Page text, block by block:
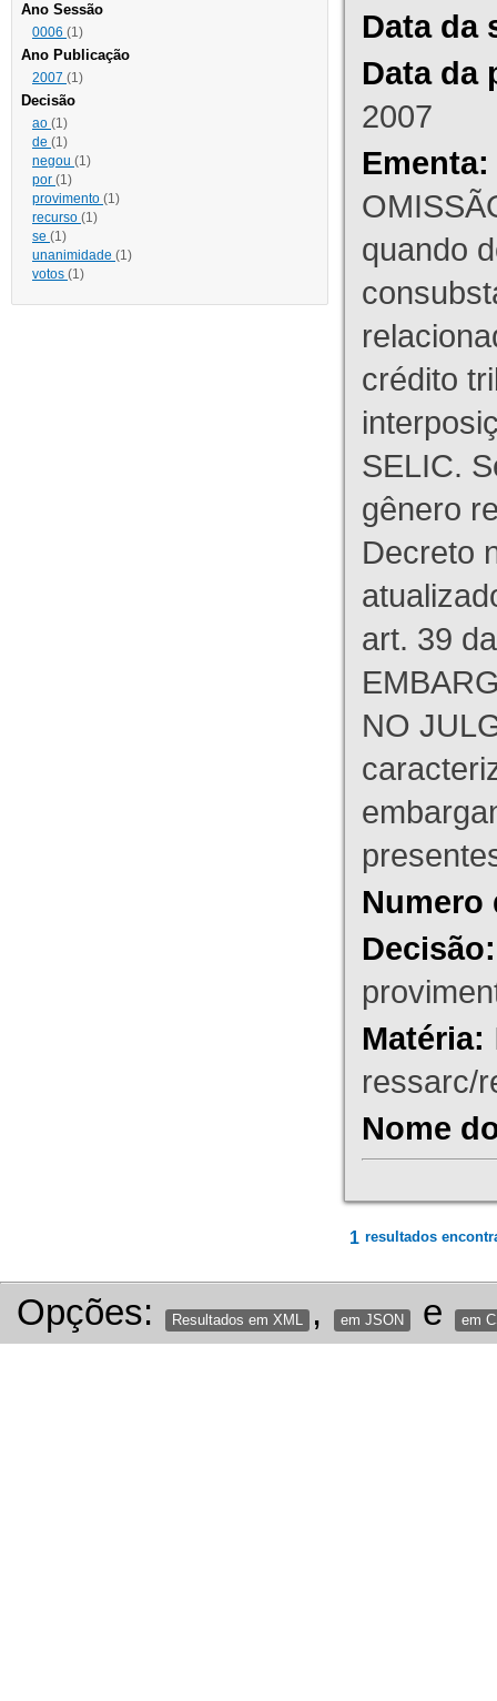
Ano Sessão
0006 (1)
Ano Publicação
2007 (1)
Decisão
ao (1)
de (1)
negou (1)
por (1)
provimento (1)
recurso (1)
se (1)
unanimidade (1)
votos (1)
Data da
Data da
2007
Ementa:
quando
crédito
SELIC.
gênero
Decreto
art. 39
NO
Numero
Decisão:
Matéria:
ressarc/
Nome
1 resultados
Opções: Resultados em XML , em JSON e em